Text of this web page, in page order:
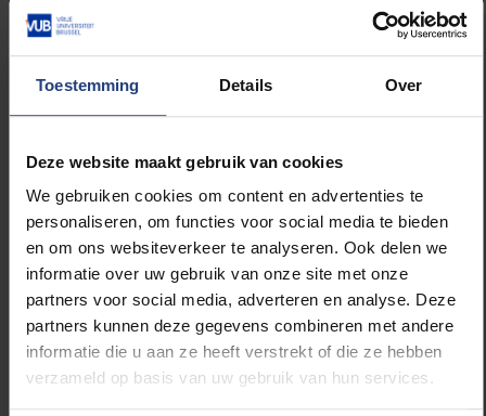
Toestemming Details Over
Deze website maakt gebruik van cookies
We gebruiken cookies om content en advertenties te
personaliseren, om functies voor social media te bieden
en om ons websiteverkeer te analyseren. Ook delen we
informatie over uw gebruik van onze site met onze
partners voor social media, adverteren en analyse. Deze
partners kunnen deze gegevens combineren met andere
informatie die u aan ze heeft verstrekt of die ze hebben
verzameld op basis van uw gebruik van hun services.
De criminoloog die voor
preventie en hulpverlening
pleit
Steven Debbaut studeerde sociaal werk en
criminologie en als postdoctoraal onderzoeker
verbonden aan de VUB. Hij is medeoprichter
en woordvoerder van Smartondrugs. Deze
expert- en burgervereniging bestaat uit
academici, preventiewerkers, hulpverleners,
behandelingsexperts en andere vrijwilligers en
ijvert voor een hervorming van het drugbeleid.
Steven Debbaut schreef een doctoraat over